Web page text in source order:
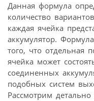
Данная формула
количество
каждая ячейка
аккумулятор.
того, что отдельная
ячейка может
соединенных
подобных систем
Рассмотрим